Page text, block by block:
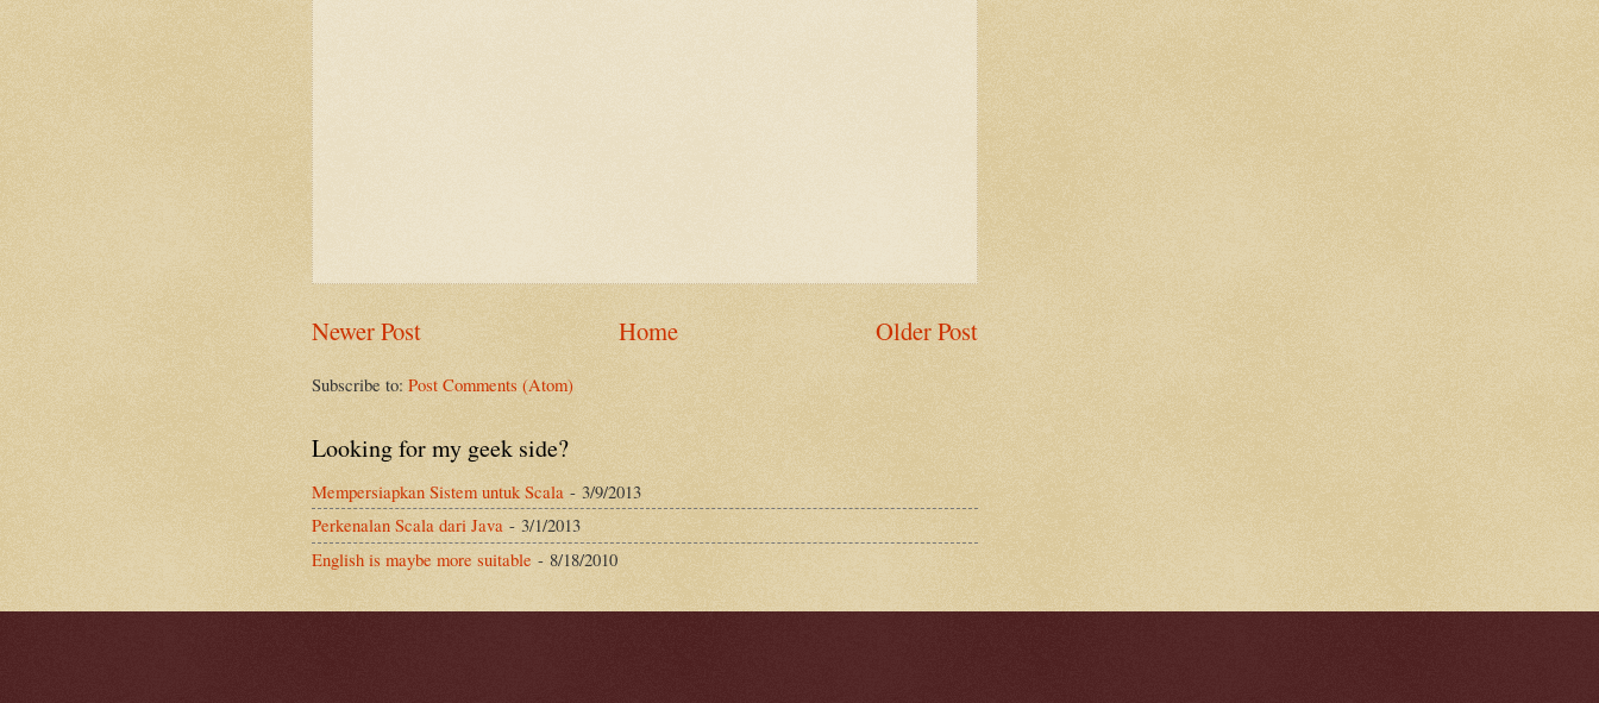
Newer Post Older Post
Home
Subscribe to: Post Comments (Atom)
Looking for my geek side?
Mempersiapkan Sistem untuk Scala - 3/9/2013
Perkenalan Scala dari Java - 3/1/2013
English is maybe more suitable - 8/18/2010